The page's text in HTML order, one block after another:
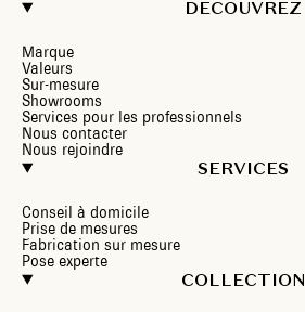
DECOUVREZ
Marque
Valeurs
Sur-mesure
Showrooms
Services pour les professionnels
Nous contacter
Nous rejoindre
SERVICES
Conseil à domicile
Prise de mesures
Fabrication sur mesure
Pose experte
COLLECTION